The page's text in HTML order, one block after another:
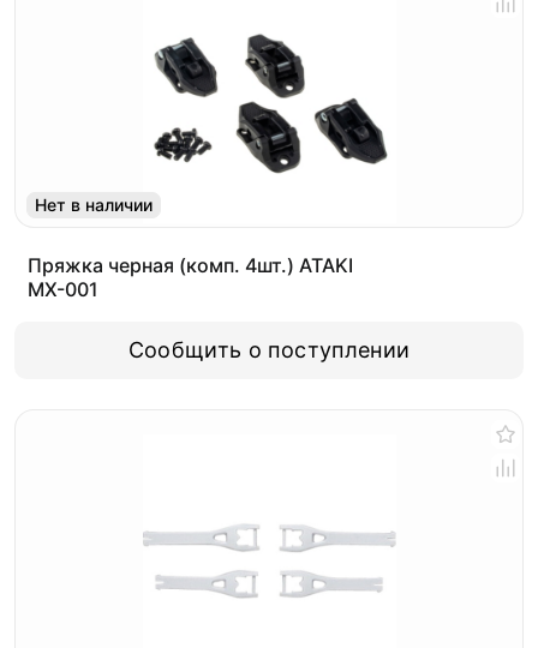
Нет в наличии
Пряжка черная (комп. 4шт.) ATAKI
MX-001
Сообщить о поступлении